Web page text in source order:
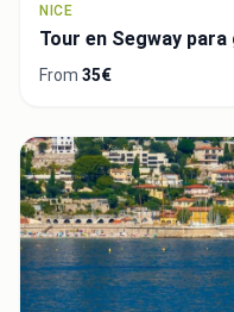
NICE
Tour en Segway
From 35€